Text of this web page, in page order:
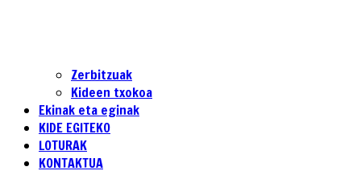
Zerbitzuak
Kideen txokoa
Ekinak eta eginak
KIDE EGITEKO
LOTURAK
KONTAKTUA